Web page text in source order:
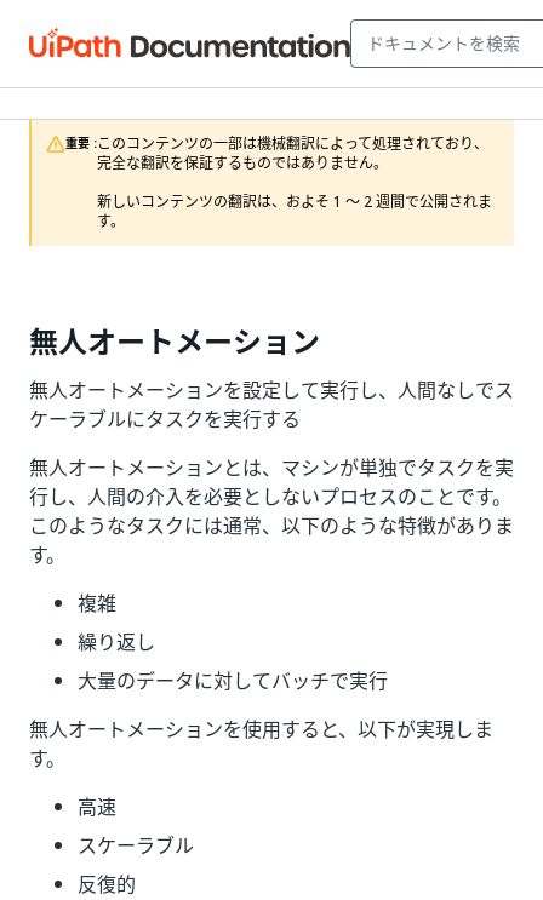
重要 :このコンテンツの一部は機械翻訳によって処理されており、
完全な翻訳を保証するものではありません。
新しいコンテンツの翻訳は、およそ 1 ～ 2 週間で公開されま
す。
無人オートメーション
無人オートメーションを設定して実行し、人間なしでス
ケーラブルにタスクを実行する
無人オートメーションとは、マシンが単独でタスクを実
行し、人間の介入を必要としないプロセスのことです。
このようなタスクには通常、以下のような特徴がありま
す。
複雑
繰り返し
大量のデータに対してバッチで実行
無人オートメーションを使用すると、以下が実現しま
す。
高速
スケーラブル
反復的